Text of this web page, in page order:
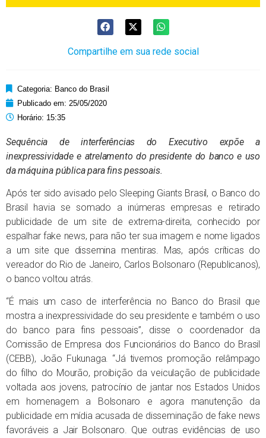
Compartilhe em sua rede social
Categoria: Banco do Brasil
Publicado em: 25/05/2020
Horário: 15:35
Sequência de interferências do Executivo expõe a
inexpressividade e atrelamento do presidente do banco e uso
da máquina pública para fins pessoais.
Após ter sido avisado pelo Sleeping Giants Brasil, o Banco do
Brasil havia se somado a inúmeras empresas e retirado
publicidade de um site de extrema-direita, conhecido por
espalhar fake news, para não ter sua imagem e nome ligados
a um site que dissemina mentiras. Mas, após críticas do
vereador do Rio de Janeiro, Carlos Bolsonaro (Republicanos),
o banco voltou atrás.
“É mais um caso de interferência no Banco do Brasil que
mostra a inexpressividade do seu presidente e também o uso
do banco para fins pessoais”, disse o coordenador da
Comissão de Empresa dos Funcionários do Banco do Brasil
(CEBB), João Fukunaga. “Já tivemos promoção relâmpago
do filho do Mourão, proibição da veiculação de publicidade
voltada aos jovens, patrocínio de jantar nos Estados Unidos
em homenagem a Bolsonaro e agora manutenção da
publicidade em mídia acusada de disseminação de fake news
favoráveis a Jair Bolsonaro. Que outras evidências de uso